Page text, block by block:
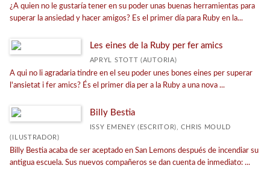
¿A quien no le gustaría tener en su poder unas buenas herramientas para
superar la ansiedad y hacer amigos? Es el primer día para Ruby en la...
Les eines de la Ruby per fer amics
APRYL STOTT (AUTORIA)
A qui no li agradaria tindre en el seu poder unes bones eines per superar
l'ansietat i fer amics? És el primer dia per a la Ruby a una nova ...
Billy Bestia
ISSY EMENEY (ESCRITOR), CHRIS MOULD
(ILUSTRADOR)
Billy Bestia acaba de ser aceptado en San Lemons después de incendiar su
antigua escuela. Sus nuevos compañeros se dan cuenta de inmediato: ...